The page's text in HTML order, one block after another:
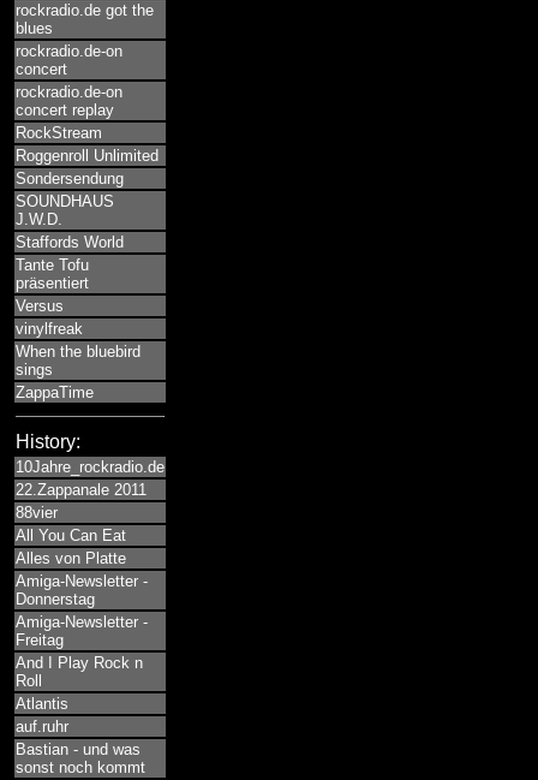
rockradio.de got the
blues
rockradio.de-on
concert
rockradio.de-on
concert replay
RockStream
Roggenroll Unlimited
Sondersendung
SOUNDHAUS
J.W.D.
Staffords World
Tante Tofu
präsentiert
Versus
vinylfreak
When the bluebird
sings
ZappaTime
History:
10Jahre_rockradio.de
22.Zappanale 2011
88vier
All You Can Eat
Alles von Platte
Amiga-Newsletter -
Donnerstag
Amiga-Newsletter -
Freitag
And I Play Rock n
Roll
Atlantis
auf.ruhr
Bastian - und was
sonst noch kommt